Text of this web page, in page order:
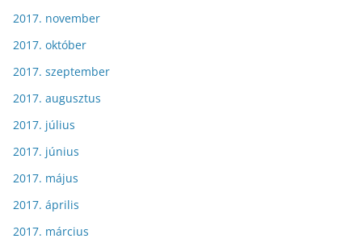
2017. november
2017. október
2017. szeptember
2017. augusztus
2017. július
2017. június
2017. május
2017. április
2017. március